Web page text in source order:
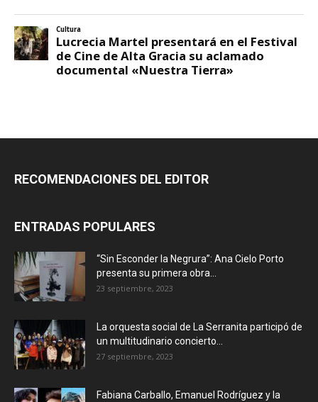
RECOMENDACIONES DEL EDITOR
ENTRADAS POPULARES
“Sin Esconder la Negrura”: Ana Cielo Porto
presenta su primera obra...
23 septiembre, 2023
La orquesta social de La Serranita participó de
un multitudinario concierto...
27 septiembre, 2023
Fabiana Carballo, Emanuel Rodríguez y la